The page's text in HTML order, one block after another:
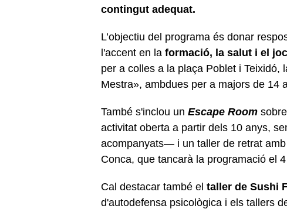
contingut adequat.
L’objectiu del programa és donar
l'accent en la formació, la salut i el
per a colles a la plaça Poblet i Teixidó,
Mestra», ambdues per a majors de 14
També s'inclou un Escape Room
activitat oberta a partir dels 10 anys,
acompanyats— i un taller de retrat
Conca, que tancarà la programació el
Cal destacar també el taller de Sushi
d'autodefensa psicològica i els tallers